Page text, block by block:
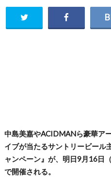
中島美嘉やACIDMANら豪華ア
イブが当たるサントリービール
ャンペーン』が、明日9月16日
で開催される。